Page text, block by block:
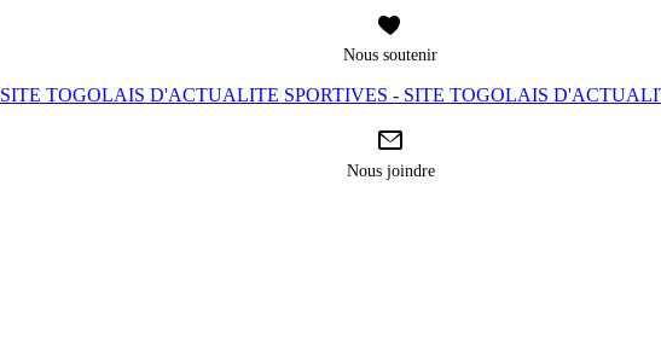
Nous soutenir
SITE TOGOLAIS D'ACTUALITE SPORTIVES - SITE TOGOLAIS
Nous joindre